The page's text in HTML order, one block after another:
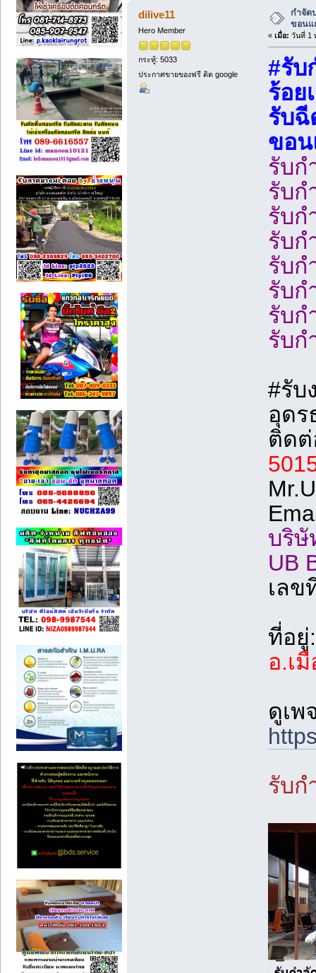
อุบล (อ่าน 13955 ครั้ง)
dilive11
Hero Member
กระทู้: 5033
ประกาศขายของฟรี ติด google
กำจัด
ขอนแ
« เมื่อ: วันที่ 1
#รับ
ร้อย
รับฉี
ขอ
รับก
รับก
รับก
รับก
รับก
รับก
รับก
รับก
#รับ
อุดร
ติด
บริษั
UB
เลข
ที่อยู่:
อ.เ
ดูเพ
รับก